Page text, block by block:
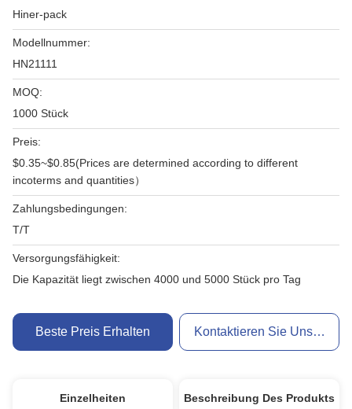
Hiner-pack
Modellnummer:
HN21111
MOQ:
1000 Stück
Preis:
$0.35~$0.85(Prices are determined according to different
incoterms and quantities）
Zahlungsbedingungen:
T/T
Versorgungsfähigkeit:
Die Kapazität liegt zwischen 4000 und 5000 Stück pro Tag
Beste Preis Erhalten Kontaktieren Sie Uns Jetzt
Einzelheiten Beschreibung Des Produkts